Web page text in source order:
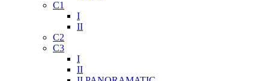
C1
I
II
C2
C3
I
II